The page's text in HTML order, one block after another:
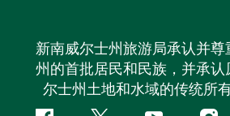
新南威尔士州旅游局承认并
州的首批居民和民族，并承认
尔士州土地和水域的传统所